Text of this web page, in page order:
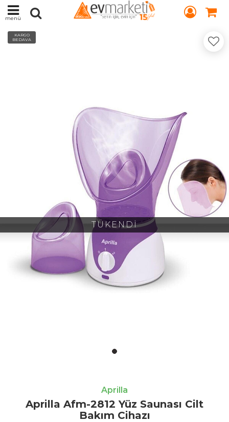
menü
TÜKENDİ
KARGO
BEDAVA
Aprilla
Aprilla Afm-2812 Yüz Saunası Cilt
Bakım Cihazı